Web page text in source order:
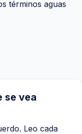
términos aguas
se vea
Leo cada